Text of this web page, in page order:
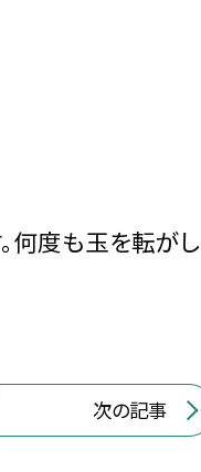
何度も玉を転がし
次の記事